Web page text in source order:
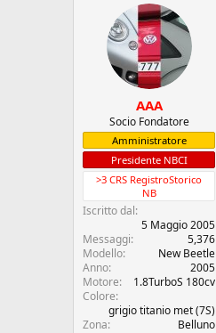
s
i
o
e
'
i
n
i
z
o
AAA
Socio Fondatore
Amministratore
Presidente NBCI
>3 CRS RegistroStorico
NB
Iscritto dal
5 Maggio 2005
Messaggi
5,376
Modello
New Beetle
Anno
2005
Motore
1.8TurboS 180cv
Colore
grigio titanio met (7S)
Zona
Belluno